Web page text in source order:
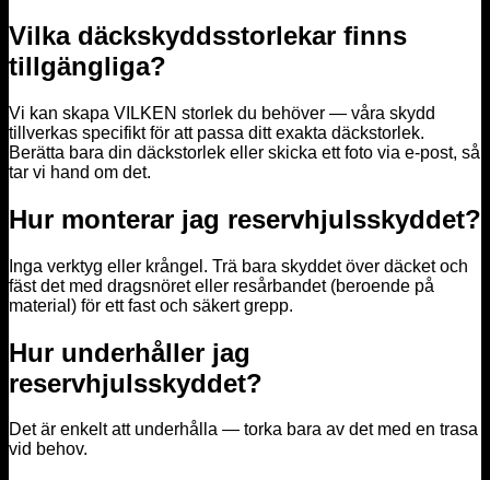
Vilka däckskyddsstorlekar finns
tillgängliga?
Vi kan skapa VILKEN storlek du behöver — våra skydd
tillverkas specifikt för att passa ditt exakta däckstorlek.
Berätta bara din däckstorlek eller skicka ett foto via e-post, så
tar vi hand om det.
Hur monterar jag reservhjulsskyddet?
Inga verktyg eller krångel. Trä bara skyddet över däcket och
fäst det med dragsnöret eller resårbandet (beroende på
material) för ett fast och säkert grepp.
Hur underhåller jag
reservhjulsskyddet?
Det är enkelt att underhålla — torka bara av det med en trasa
vid behov.